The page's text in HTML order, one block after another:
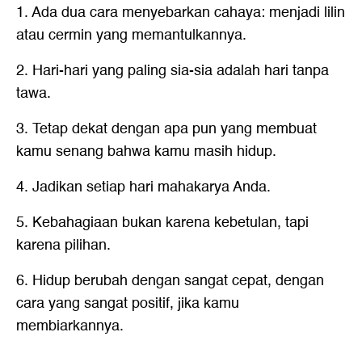
1. Ada dua cara menyebarkan cahaya: menjadi lilin
atau cermin yang memantulkannya.
2. Hari-hari yang paling sia-sia adalah hari tanpa
tawa.
3. Tetap dekat dengan apa pun yang membuat
kamu senang bahwa kamu masih hidup.
4. Jadikan setiap hari mahakarya Anda.
5. Kebahagiaan bukan karena kebetulan, tapi
karena pilihan.
6. Hidup berubah dengan sangat cepat, dengan
cara yang sangat positif, jika kamu
membiarkannya.